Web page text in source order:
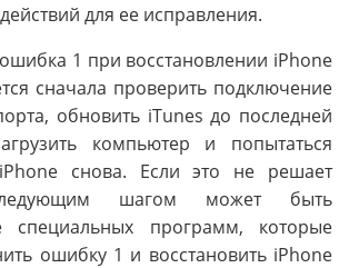
для ее исправления.
1 при восстановлении iPhone
сначала проверить подключение
обновить iTunes до последней
компьютер и попытаться
iPhone снова. Если это не решает
шагом может быть
специальных программ, которые
ошибку 1 и восстановить iPhone